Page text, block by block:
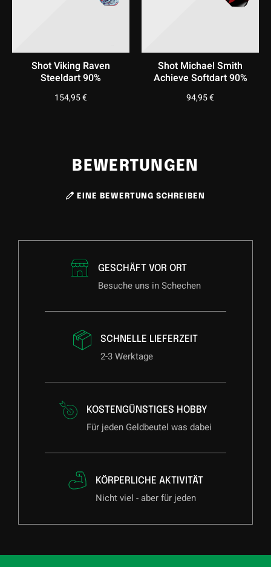
Shot Viking Raven
Steeldart 90%
154,95€
Shot Michael Smith
Achieve Softdart 90%
94,95€
BEWERTUNGEN
EINE BEWERTUNG SCHREIBEN
GESCHÄFT VOR ORT
Besuche uns in Schechen
SCHNELLE LIEFERZEIT
2-3 Werktage
KOSTENGÜNSTIGES HOBBY
Für jeden Geldbeutel was dabei
KÖRPERLICHE AKTIVITÄT
Nicht viel - aber für jeden